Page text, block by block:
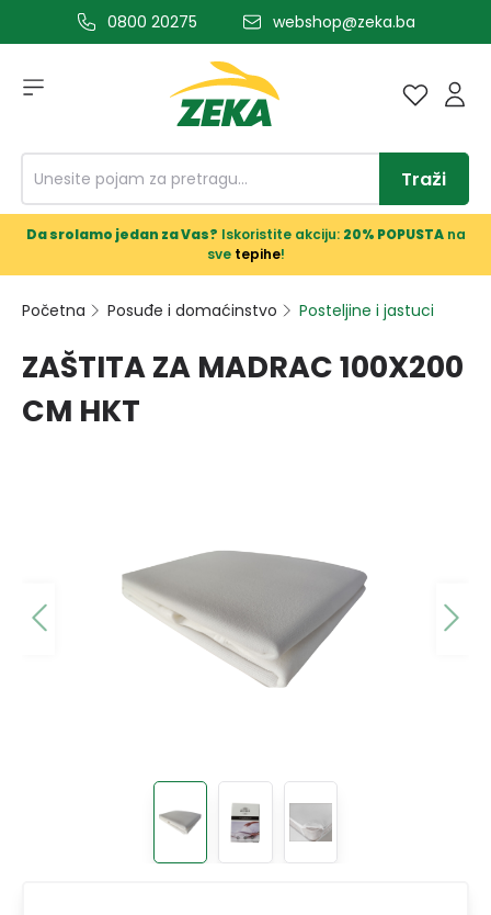
glavni sadržaj0800 20275 webshop@zeka.ba
Traži
Da srolamo jedan za Vas? Iskoristite akciju: 20% POPUSTAna
sve tepihe!
Početna Posuđe i domaćinstvo Posteljine i jastuci
ZAŠTITA ZA MADRAC 100X200
CM HKT